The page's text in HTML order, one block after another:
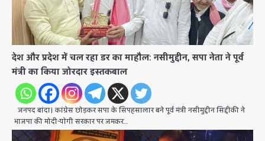
देश और प्रदेश में चल रहा डर का माहौल: नसीमुद्दीन, सपा नेता ने पूर्व
मंत्री का किया जोरदार इस्तकबाल
जनपद बांदा। कांग्रेस छोड़कर सपा के सिपहसालार बने पूर्व मंत्री नसीमुद्दीन सिद्दीकी ने
भाजपा की मोदी-याेगी सरकार पर जमकर…